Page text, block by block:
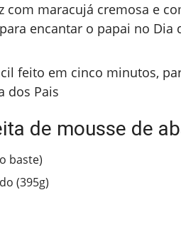
com maracujá cremosa e
encantar o papai no Dia
feito em cinco minutos,
dos Pais
de mousse de
baste)
(395g)